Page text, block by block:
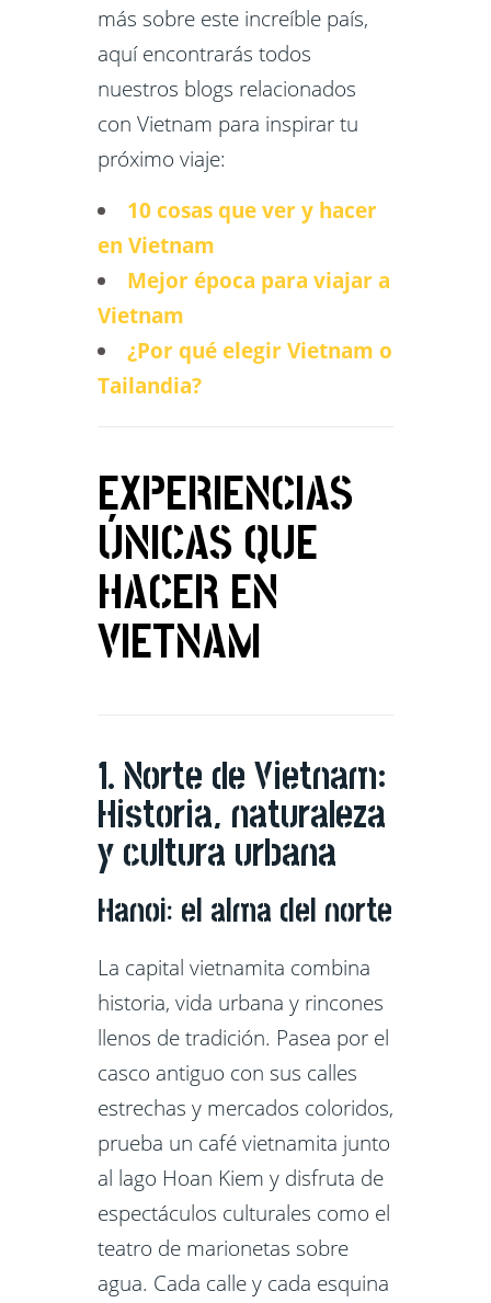
más sobre este increíble país,
aquí encontrarás todos
nuestros blogs relacionados
con Vietnam para inspirar tu
próximo viaje:
10 cosas que ver y hacer
en Vietnam
Mejor época para viajar a
Vietnam
¿Por qué elegir Vietnam o
Tailandia?
EXPERIENCIAS
ÚNICAS QUE
HACER EN
VIETNAM
1. Norte de Vietnam:
Historia, naturaleza
y cultura urbana
Hanoi: el alma del norte
La capital vietnamita combina
historia, vida urbana y rincones
llenos de tradición. Pasea por el
casco antiguo con sus calles
estrechas y mercados coloridos,
prueba un café vietnamita junto
al lago Hoan Kiem y disfruta de
espectáculos culturales como el
teatro de marionetas sobre
agua. Cada calle y cada esquina